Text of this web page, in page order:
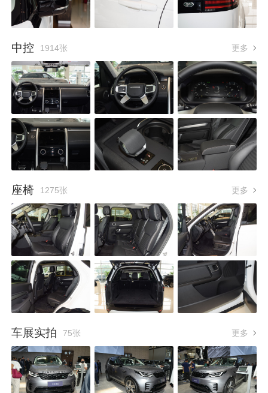
中控 1914张 更多
座椅 1275张 更多
车展实拍 75张 更多